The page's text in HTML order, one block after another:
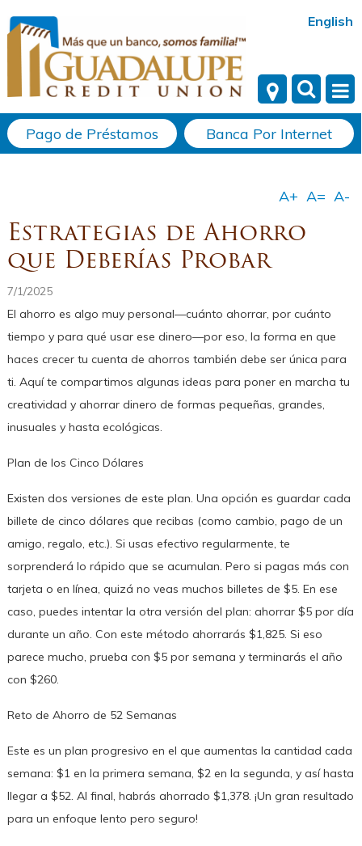
English
Pago de Préstamos Banca Por Internet
Estrategias de Ahorro
que Deberías Probar
7/1/2025
El ahorro es algo muy personal—cuánto ahorrar, por cuánto
tiempo y para qué usar ese dinero—por eso, la forma en que
haces crecer tu cuenta de ahorros también debe ser única para
ti. Aquí te compartimos algunas ideas para poner en marcha tu
creatividad y ahorrar dinero de formas pequeñas, grandes,
inusuales y hasta ecológicas.
Plan de los Cinco Dólares
Existen dos versiones de este plan. Una opción es guardar cada
billete de cinco dólares que recibas (como cambio, pago de un
amigo, regalo, etc.). Si usas efectivo regularmente, te
sorprenderá lo rápido que se acumulan. Pero si pagas más con
tarjeta o en línea, quizá no veas muchos billetes de $5. En ese
caso, puedes intentar la otra versión del plan: ahorrar $5 por día
durante un año. Con este método ahorrarás $1,825. Si eso
parece mucho, prueba con $5 por semana y terminarás el año
con $260.
Reto de Ahorro de 52 Semanas
Este es un plan progresivo en el que aumentas la cantidad cada
semana: $1 en la primera semana, $2 en la segunda, y así hasta
llegar a $52. Al final, habrás ahorrado $1,378. ¡Un gran resultado
para un enfoque lento pero seguro!